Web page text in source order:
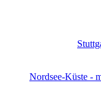
Nordsee-Küste -